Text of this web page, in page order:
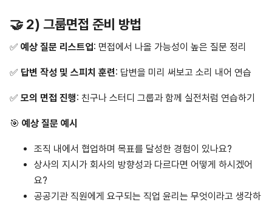
🤝 2) 그룹면접 준비 방법
✅ 예상 질문 리스트업: 면접에서 나올 가능성이 높은 질문 정리
✅ 답변 작성 및 스피치 훈련: 답변을 미리 써보고 소리 내어 연습
✅ 모의 면접 진행: 친구나 스터디 그룹과 함께 실전처럼 연습하기
🎯 예상 질문 예시
조직 내에서 협업하며 목표를 달성한 경험이 있나요?
상사의 지시가 회사의 방향성과 다르다면 어떻게 하시겠어
요?
공공기관 직원에게 요구되는 직업 윤리는 무엇이라고 생각하